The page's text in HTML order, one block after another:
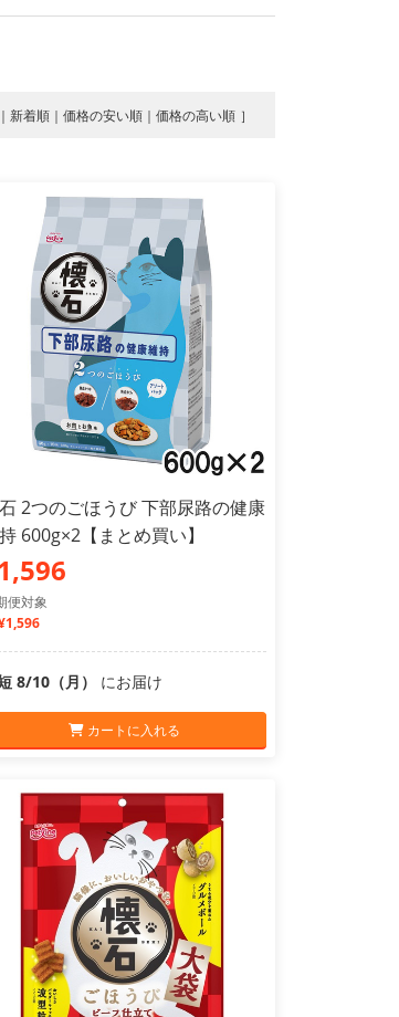
新着順 価格の安い順 価格の高い順
2つのごほうび 下部尿路の健康
600g×2【まとめ買い】
便対象
8/10（月） にお届け
カートに入れる